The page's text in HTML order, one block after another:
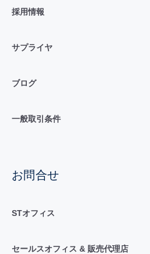
採用情報
サプライヤ
ブログ
一般取引条件
お問合せ
STオフィス
セールスオフィス & 販売代理店